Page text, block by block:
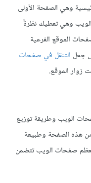
وهي الصفحة الأولى
وهي تعطيك نظرةً
الموقع الفرعية
جعل التنقل في صفحات
الموقع.
الويب وطريقة توزيع
هذه الصفحة وطبيعة
صفحات الويب تتضمن